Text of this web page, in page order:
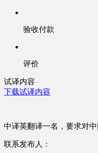
验收付款
评价
试译内容
下载试译内容
中译英翻译一名，要求对
联系发布人：